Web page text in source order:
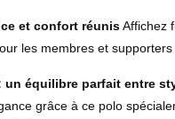
et confort réunisAffichez
les membres et supporters
un équilibre parfait entre
grâce à ce polo